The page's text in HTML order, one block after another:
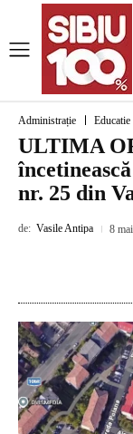
Administrație Educatie
ULTIMA
nr. 25 din
de: Vasile Antipa 8